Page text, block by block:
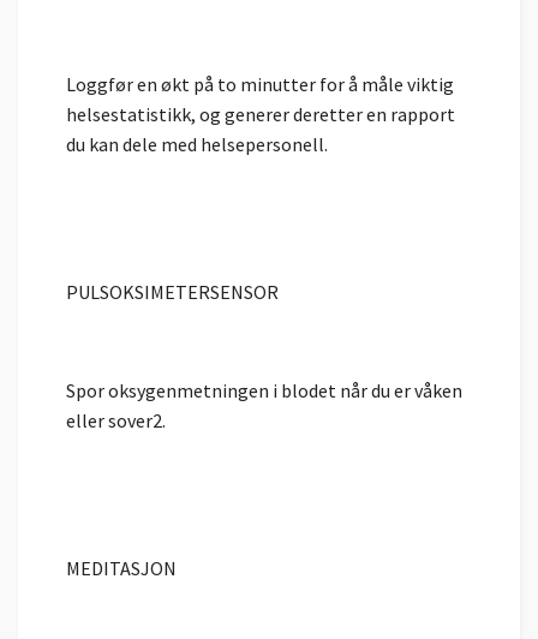
Loggfør en økt på to minutter for å måle viktig
helsestatistikk, og generer deretter en rapport
du kan dele med helsepersonell.
PULSOKSIMETERSENSOR
Spor oksygenmetningen i blodet når du er våken
eller sover2.
MEDITASJON